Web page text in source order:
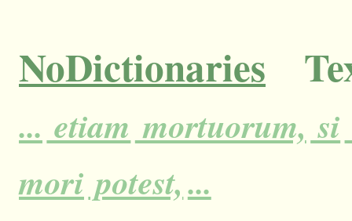
NoDictionaries
... etiam mortuorum, si
mori potest,...